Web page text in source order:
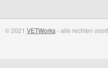
© 2021 VETWorks- alle rechten